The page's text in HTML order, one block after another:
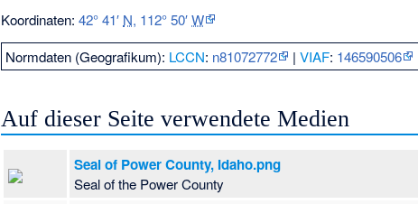
Koordinaten:42° 41′ N, 112° 50′W
Normdaten (Geografikum): LCCN: n81072772 |VIAF: 146590506
Auf dieser Seite verwendete Medien
Seal of Power County, Idaho.png
Seal of the Power County